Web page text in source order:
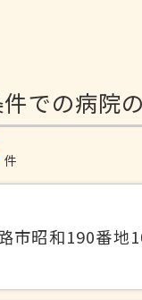
での病院
件
市昭和190番地